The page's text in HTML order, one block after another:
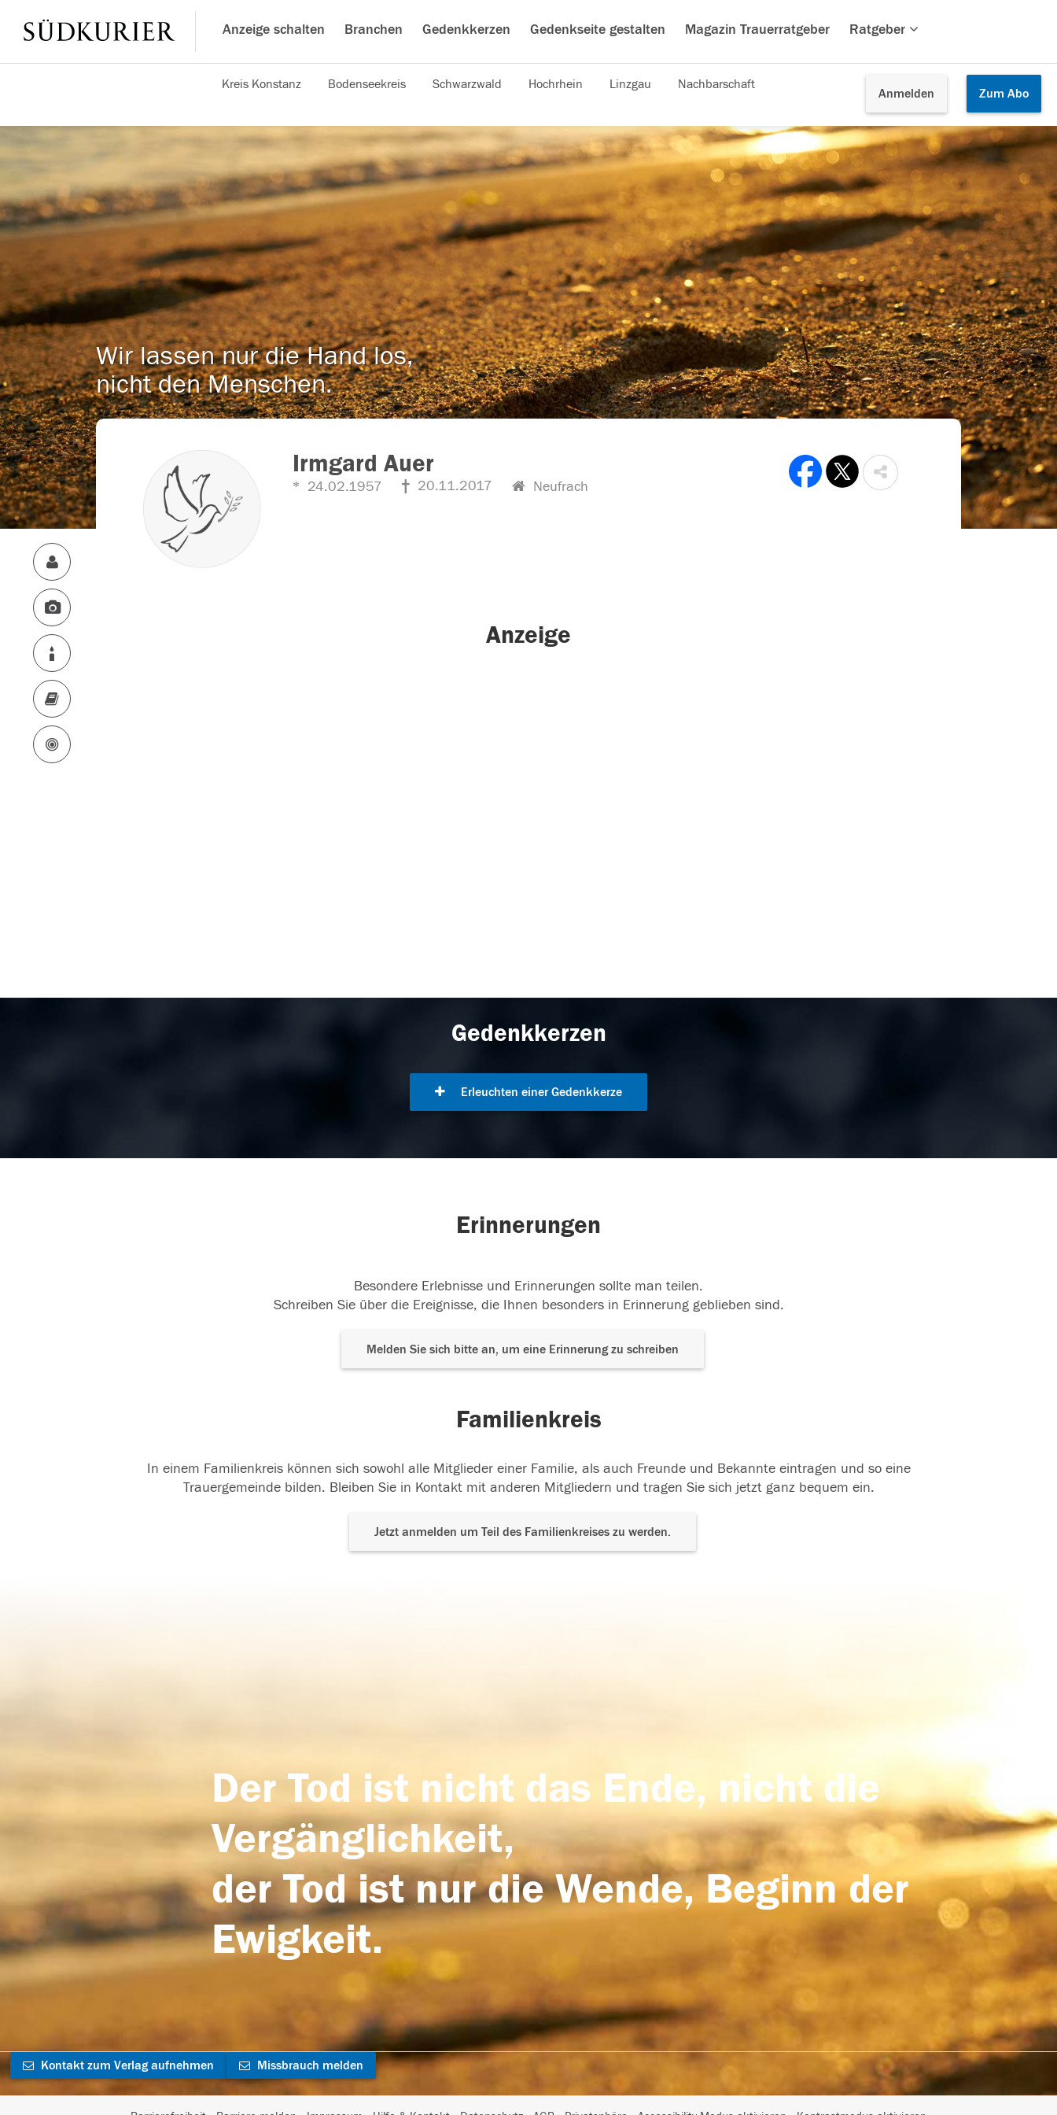
Anzeige schalten Branchen Gedenkkerzen Gedenkseite gestalten Magazin Trauerratgeber Ratgeber
Anmelden Zum Abo
Kreis Konstanz Bodenseekreis Schwarzwald Hochrhein Linzgau Nachbarschaft
Wir lassen nur die Hand los,
nicht den Menschen.
Irmgard Auer
24.02.1957 20.11.2017 Neufrach
Anzeige
Gedenkkerzen
Erleuchten einer Gedenkkerze
Erinnerungen
Besondere Erlebnisse und Erinnerungen sollte man teilen.
Schreiben Sie über die Ereignisse, die Ihnen besonders in Erinnerung geblieben sind.
Melden Sie sich bitte an, um eine Erinnerung zu schreiben
Familienkreis
In einem Familienkreis können sich sowohl alle Mitglieder einer Familie, als auch Freunde und Bekannte eintragen und so eine
Trauergemeinde bilden. Bleiben Sie in Kontakt mit anderen Mitgliedern und tragen Sie sich jetzt ganz bequem ein.
Jetzt anmelden um Teil des Familienkreises zu werden.
Der Tod ist nicht das Ende, nicht die
Vergänglichkeit,
der Tod ist nur die Wende, Beginn der
Ewigkeit.
Kontakt zum Verlag aufnehmen Missbrauch melden